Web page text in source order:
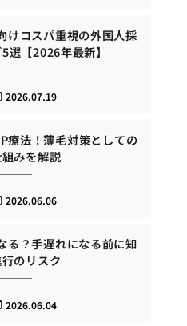
けコスパ重視の外国人採
選【2026年最新】
2026.07.19
療法！薄毛対策としての
みを解説
2026.06.06
る？手遅れになる前に知
のリスク
2026.06.04